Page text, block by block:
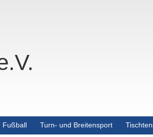
Fußball Turn- und Breitensport